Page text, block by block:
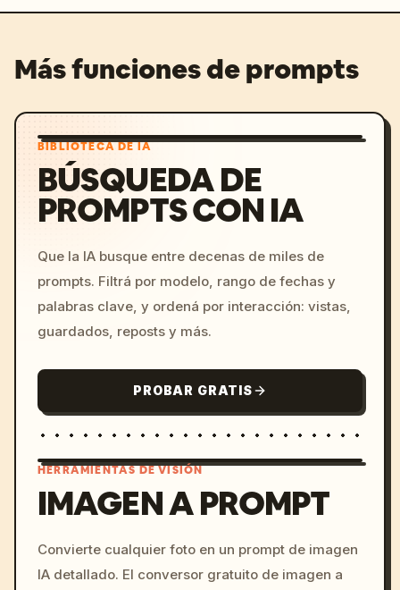
Más funciones de prompts
BIBLIOTECA DE IA
BÚSQUEDA DE
PROMPTS CON IA
Que la IA busque entre decenas de miles de
prompts. Filtrá por modelo, rango de fechas y
palabras clave, y ordená por interacción: vistas,
guardados, reposts y más.
PROBAR GRATIS
c, cyberpunk sunset, neon
colors, 8k --v 6.0
HERRAMIENTAS DE VISIÓN
IMAGEN A PROMPT
Convierte cualquier foto en un prompt de imagen
IA detallado. El conversor gratuito de imagen a